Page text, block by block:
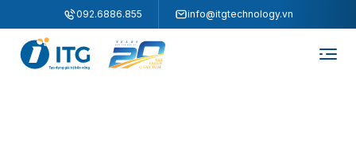
092.6886.855 info@itgtechnology.vn